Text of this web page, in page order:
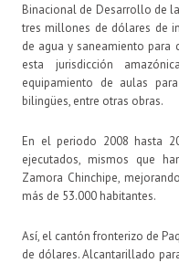
Binacional de Desarrollo de
tres millones de dólares de
de agua y saneamiento para
esta jurisdicción
equipamiento de aulas
bilingües, entre otras obras.
En el periodo 2008 hasta
ejecutados, mismos que
Zamora Chinchipe,
más de 53.000 habitantes.
Así, el cantón fronterizo de
de dólares. Alcantarillado